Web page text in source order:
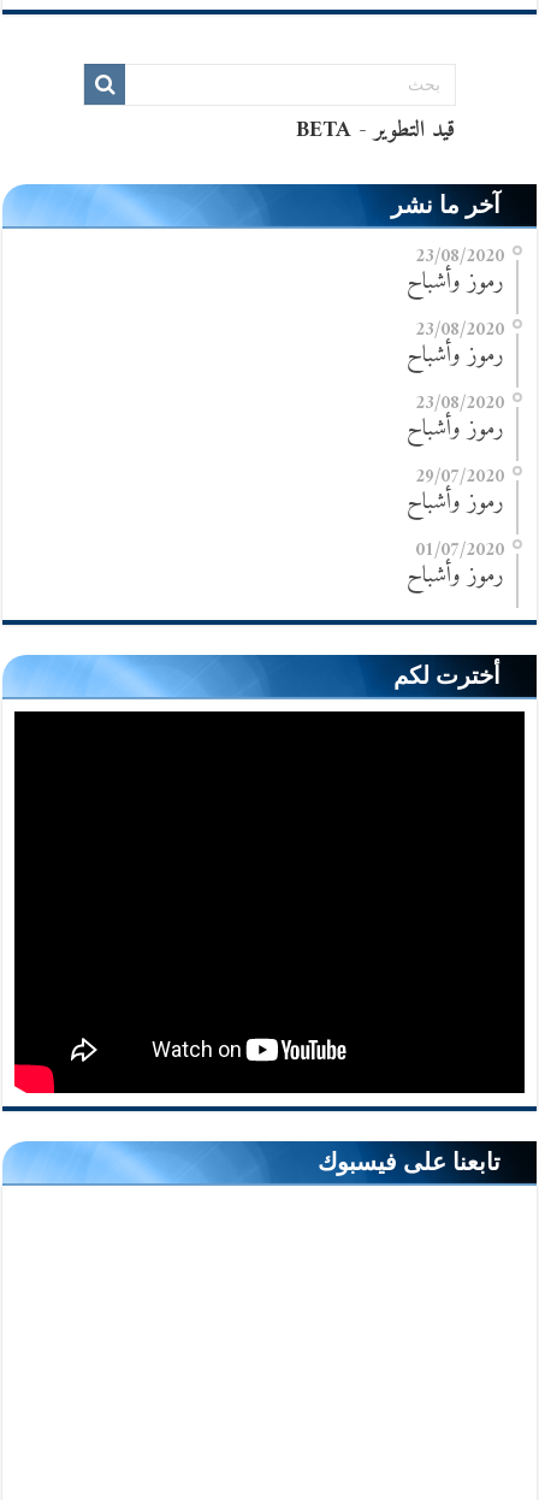
آخر ما نشر
23/08/2020
رموز وأشباح
23/08/2020
رموز وأشباح
23/08/2020
رموز وأشباح
29/07/2020
رموز وأشباح
01/07/2020
رموز وأشباح
أخترت لكم
تابعنا على فيسبوك